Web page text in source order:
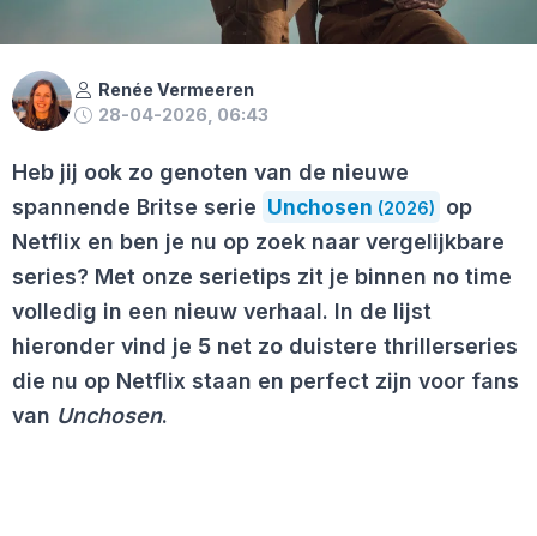
Renée Vermeeren
28-04-2026, 06:43
Heb jij ook zo genoten van de nieuwe
spannende Britse serie Unchosen (2026)
op
Netflix en ben je nu op zoek naar vergelijkbare
series? Met onze serietips zit je binnen no time
volledig in een nieuw verhaal. In de lijst
hieronder vind je 5 net zo duistere thrillerseries
die nu op Netflix staan en perfect zijn voor fans
van Unchosen.